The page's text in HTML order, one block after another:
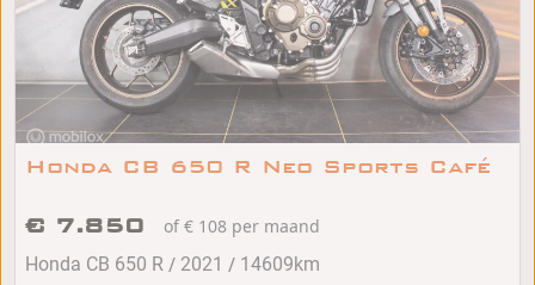
Honda CB 650 R Neo Sports Café
€ 7.850
of € 108 per maand
Honda CB 650 R / 2021 / 14609km